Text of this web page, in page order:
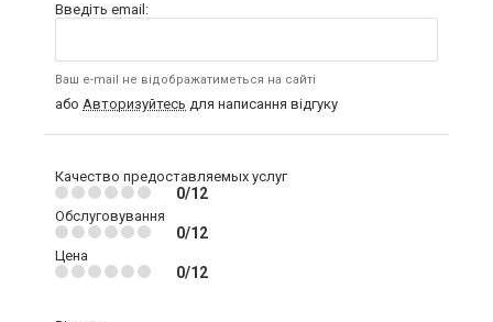
Введіть email:
Ваш e-mail не відображатиметься на сайті
або Авторизуйтесь для написання відгуку
Качество предоставляемых услуг
0/12
Обслуговування
0/12
Цена
0/12